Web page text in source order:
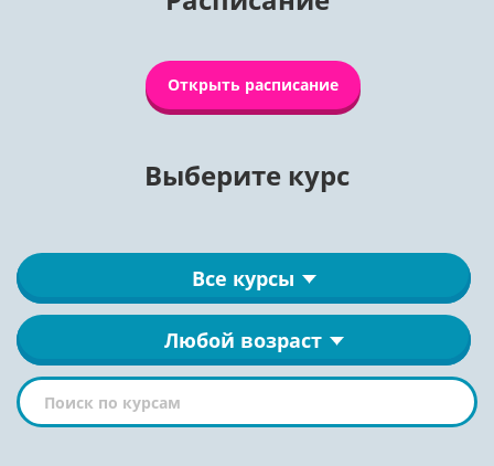
Открыть расписание
Выберите курс
Все курсы
Любой возраст